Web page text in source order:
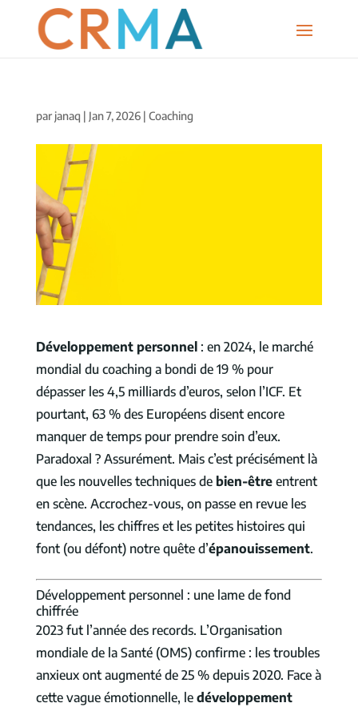
par janaq | Jan 7, 2026| Coaching
Développement personnel : en 2024, le marché
mondial du coaching a bondi de 19 % pour
dépasser les 4,5 milliards d’euros, selon l’ICF. Et
pourtant, 63 % des Européens disent encore
manquer de temps pour prendre soin d’eux.
Paradoxal ? Assurément. Mais c’est précisément là
que les nouvelles techniques de bien-êtreentrent
en scène. Accrochez-vous, on passe en revue les
tendances, les chiffres et les petites histoires qui
font (ou défont) notre quête d’épanouissement.
Développement personnel : une lame de fond
chiffrée
2023 fut l’année des records. L’Organisation
mondiale de la Santé (OMS) confirme : les troubles
anxieux ont augmenté de 25 % depuis 2020. Face à
cette vague émotionnelle, le développement